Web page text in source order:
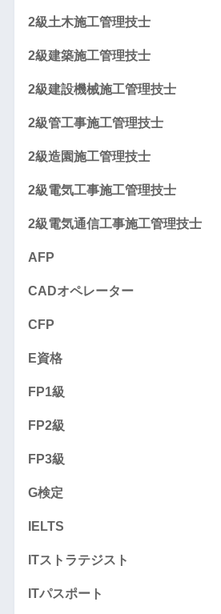
2級土木施工管理技士
2級建築施工管理技士
2級建設機械施工管理技士
2級管工事施工管理技士
2級造園施工管理技士
2級電気工事施工管理技士
2級電気通信工事施工管理技士
AFP
CADオペレーター
CFP
E資格
FP1級
FP2級
FP3級
G検定
IELTS
ITストラテジスト
ITパスポート